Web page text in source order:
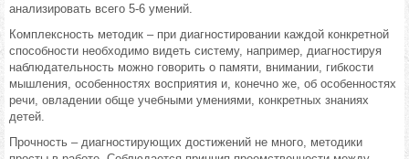
анализировать всего 5-6 умений.
Комплексность методик – при диагностировании каждой конкретной
способности необходимо видеть систему, например, диагностируя
наблюдательность можно говорить о памяти, внимании, гибкости
мышления, особенностях восприятия и, конечно же, об особенностях
речи, овладении обще учебными умениями, конкретных знаниях
детей.
Прочность – диагностирующих достижений не много, методики